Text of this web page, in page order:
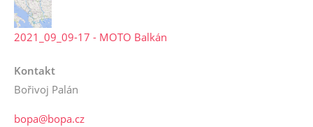
2021_09_09-17 - MOTO Balkán
Kontakt
Bořivoj Palán
bopa@bopa.cz